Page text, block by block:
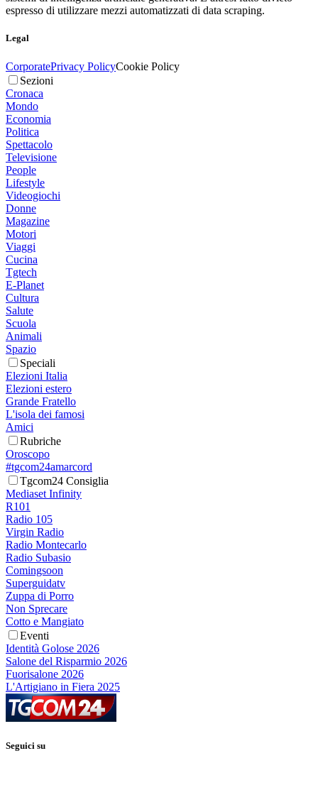
espresso di utilizzare mezzi automatizzati di data scraping.
Legal
CorporatePrivacy PolicyCookie Policy
Sezioni
Cronaca
Mondo
Economia
Politica
Spettacolo
Televisione
People
Lifestyle
Videogiochi
Donne
Magazine
Motori
Viaggi
Cucina
Tgtech
E-Planet
Cultura
Salute
Scuola
Animali
Spazio
Speciali
Elezioni Italia
Elezioni estero
Grande Fratello
L'isola dei famosi
Amici
Rubriche
Oroscopo
#tgcom24amarcord
Tgcom24 Consiglia
Mediaset Infinity
R101
Radio 105
Virgin Radio
Radio Montecarlo
Radio Subasio
Comingsoon
Superguidatv
Zuppa di Porro
Non Sprecare
Cotto e Mangiato
Eventi
Identità Golose 2026
Salone del Risparmio 2026
Fuorisalone 2026
L'Artigiano in Fiera 2025
Seguici su